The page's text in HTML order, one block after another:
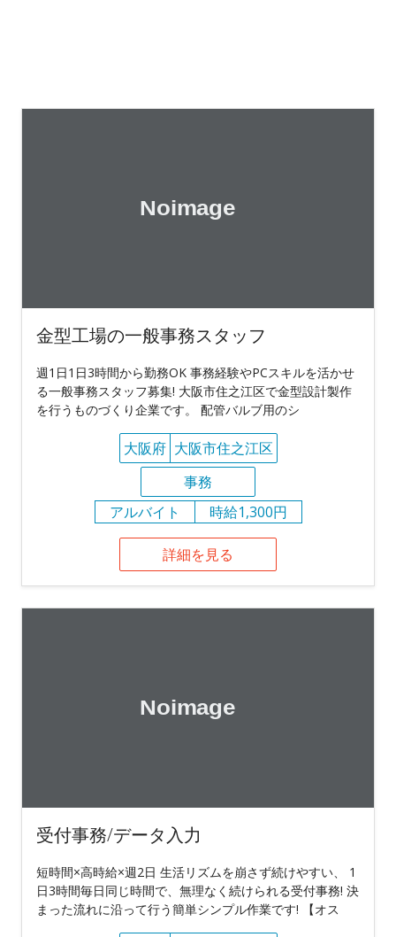
金型工場の一般事務スタッフ
週1日1日3時間から勤務OK 事務経験やPCスキルを活かせ
る一般事務スタッフ募集! 大阪市住之江区で金型設計製作
を行うものづくり企業です。 配管バルブ用のシ
大阪府 大阪市住之江区
事務
アルバイト
時給1,300円
詳細を見る
受付事務/データ入力
短時間×高時給×週2日 生活リズムを崩さず続けやすい、 1
日3時間毎日同じ時間で、無理なく続けられる受付事務! 決
まった流れに沿って行う簡単シンプル作業です! 【オス